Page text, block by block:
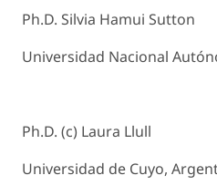
Ph.D. Silvia Hamui Sutton
Universidad Nacional
Ph.D. (c) Laura Llull
Universidad de Cuyo,